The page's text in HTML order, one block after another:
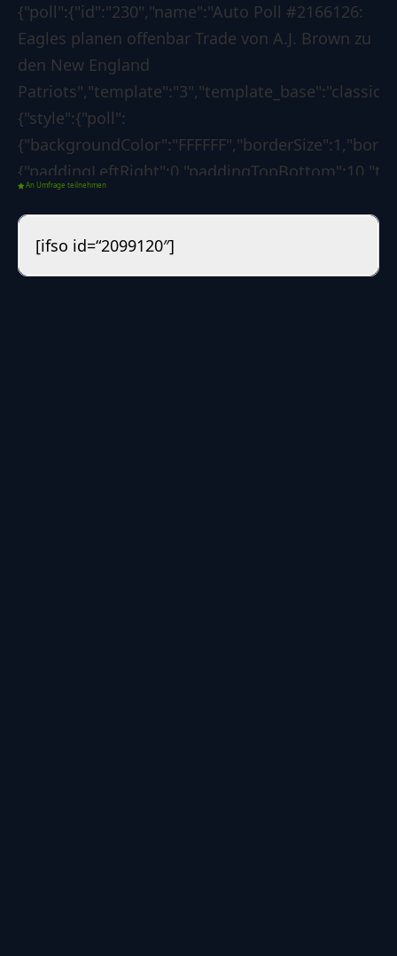
{"poll":{"id":"230","name":"Auto Poll #2166126:
Eagles planen offenbar Trade von A.J. Brown zu
den New England
{"style":{"poll":
[],"custom":{"css":""}},"options":{"poll":
An Umfrage teilnehmen
[ifso id=“2099120″]